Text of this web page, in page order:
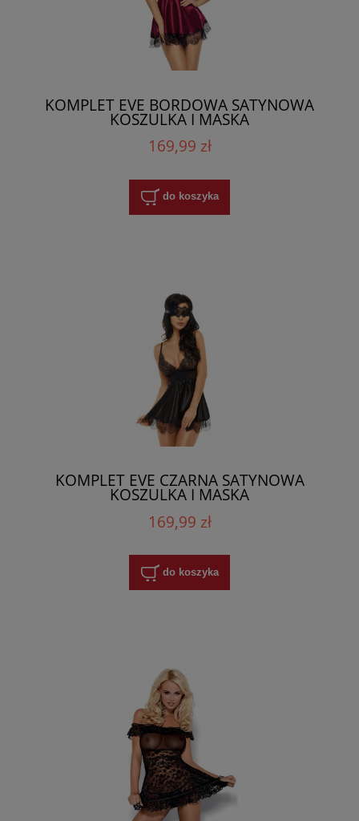
KOMPLET EVE BORDOWA SATYNOWA
KOSZULKA I MASKA
169,99 zł
do koszyka
KOMPLET EVE CZARNA SATYNOWA
KOSZULKA I MASKA
169,99 zł
do koszyka